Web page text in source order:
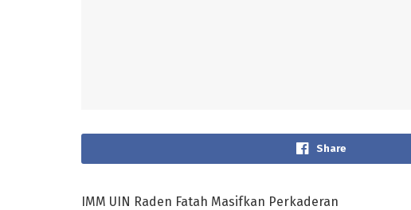
Share
IMM UIN Raden Fatah Masifkan Perkaderan